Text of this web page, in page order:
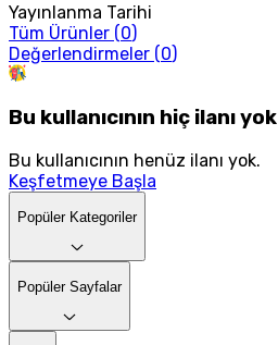
Yayınlanma Tarihi
Tüm Ürünler (0)
Değerlendirmeler (0)
Bu kullanıcının hiç ilanı yok
Bu kullanıcının henüz ilanı yok.
Keşfetmeye Başla
Popüler Kategoriler
Popüler Sayfalar